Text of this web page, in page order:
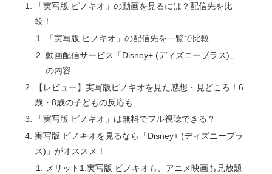
「実写版 ピノキオ」の動画を見るには？配信先を比
較！
「実写版 ピノキオ」の配信先を一覧で比較
動画配信サービス「Disney+ (ディズニープラス)」
の内容
【レビュー】実写版ピノキオを見た感想・見どころ！6
歳・8歳の子どもの反応も
「実写版 ピノキオ」は無料でフル視聴できる？
実写版 ピノキオを見るなら「Disney+ (ディズニープラ
ス)」がオススメ！
メリット1.実写版 ピノキオも、アニメ映画も見放題